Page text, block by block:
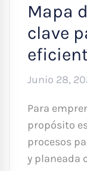
Mapa
clave
Junio 28,
Para
propósito
procesos
y planeada